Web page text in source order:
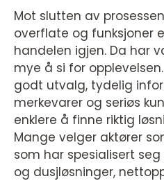
Mot slutten av
overflate og funksjoner
handelen igjen. Da har
mye å si for
godt utvalg, tydelig
merkevarer og seriøs
enklere å finne riktig
Mange velger aktører
som har spesialisert
og dusjløsninger,